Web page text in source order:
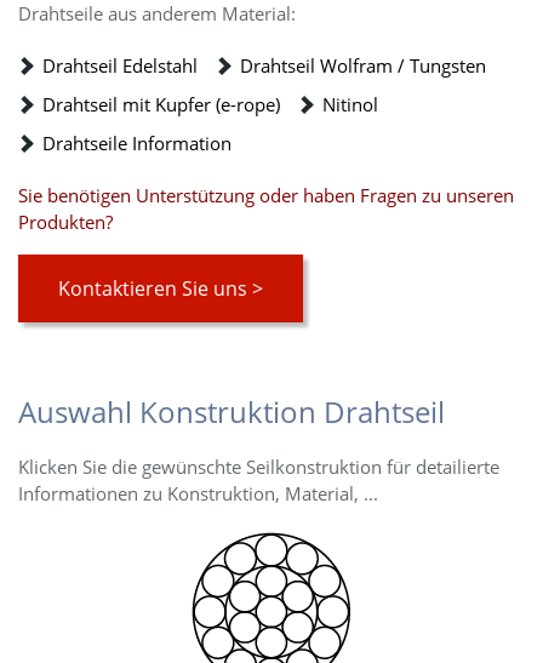
Drahtseile aus anderem Material:
Drahtseil Edelstahl
Drahtseil Wolfram / Tungsten
Drahtseil mit Kupfer (e-rope)
Nitinol
Drahtseile Information
Sie benötigen Unterstützung oder haben Fragen zu unseren
Produkten?
Kontaktieren Sie uns >
Auswahl Konstruktion Drahtseil
Klicken Sie die gewünschte Seilkonstruktion für detailierte
Informationen zu Konstruktion, Material, ...